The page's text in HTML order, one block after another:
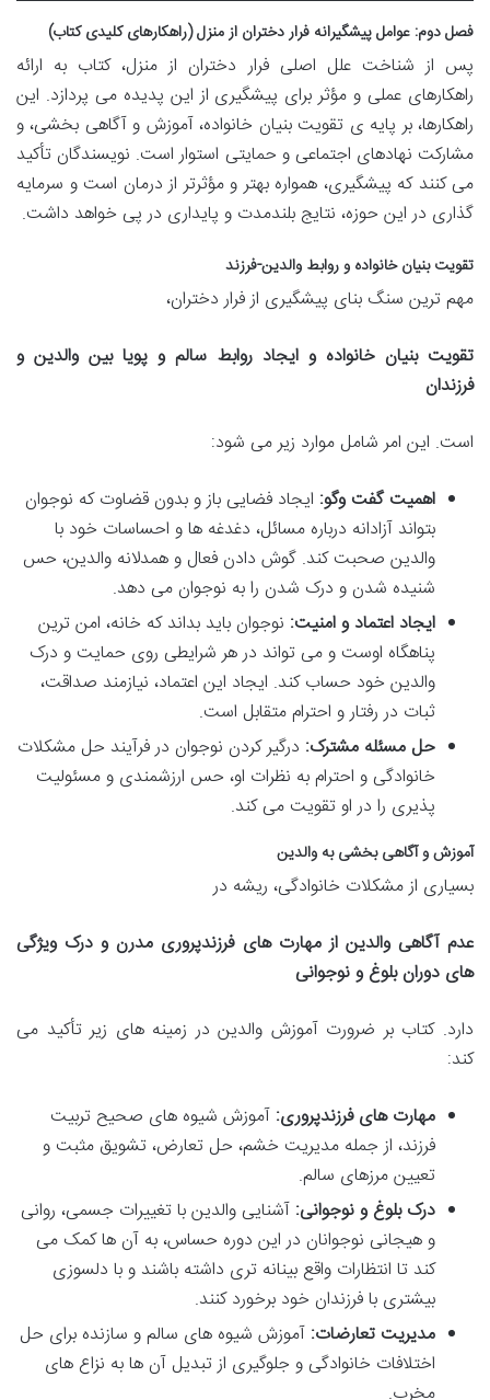
فصل دوم: عوامل پیشگیرانه فرار دختران از منزل (راهکارهای کلیدی کتاب)
پس از شناخت علل اصلی فرار دختران از منزل، کتاب به ارائه
راهکارهای عملی و مؤثر برای پیشگیری از این پدیده می پردازد. این
راهکارها، بر پایه ی تقویت بنیان خانواده، آموزش و آگاهی بخشی، و
مشارکت نهادهای اجتماعی و حمایتی استوار است. نویسندگان تأکید
می کنند که پیشگیری، همواره بهتر و مؤثرتر از درمان است و سرمایه
گذاری در این حوزه، نتایج بلندمدت و پایداری در پی خواهد داشت.
تقویت بنیان خانواده و روابط والدین-فرزند
مهم ترین سنگ بنای پیشگیری از فرار دختران،
تقویت بنیان خانواده و ایجاد روابط سالم و پویا بین والدین و
فرزندان
است. این امر شامل موارد زیر می شود:
اهمیت گفت وگو: ایجاد فضایی باز و بدون قضاوت که نوجوان
بتواند آزادانه درباره مسائل، دغدغه ها و احساسات خود با
والدین صحبت کند. گوش دادن فعال و همدلانه والدین، حس
شنیده شدن و درک شدن را به نوجوان می دهد.
ایجاد اعتماد و امنیت: نوجوان باید بداند که خانه، امن ترین
پناهگاه اوست و می تواند در هر شرایطی روی حمایت و درک
والدین خود حساب کند. ایجاد این اعتماد، نیازمند صداقت،
ثبات در رفتار و احترام متقابل است.
حل مسئله مشترک: درگیر کردن نوجوان در فرآیند حل مشکلات
خانوادگی و احترام به نظرات او، حس ارزشمندی و مسئولیت
پذیری را در او تقویت می کند.
آموزش و آگاهی بخشی به والدین
بسیاری از مشکلات خانوادگی، ریشه در
عدم آگاهی والدین از مهارت های فرزندپروری مدرن و درک ویژگی
های دوران بلوغ و نوجوانی
دارد. کتاب بر ضرورت آموزش والدین در زمینه های زیر تأکید می
کند:
مهارت های فرزندپروری: آموزش شیوه های صحیح تربیت
فرزند، از جمله مدیریت خشم، حل تعارض، تشویق مثبت و
تعیین مرزهای سالم.
درک بلوغ و نوجوانی: آشنایی والدین با تغییرات جسمی، روانی
و هیجانی نوجوانان در این دوره حساس، به آن ها کمک می
کند تا انتظارات واقع بینانه تری داشته باشند و با دلسوزی
بیشتری با فرزندان خود برخورد کنند.
مدیریت تعارضات: آموزش شیوه های سالم و سازنده برای حل
اختلافات خانوادگی و جلوگیری از تبدیل آن ها به نزاع های
مخرب.